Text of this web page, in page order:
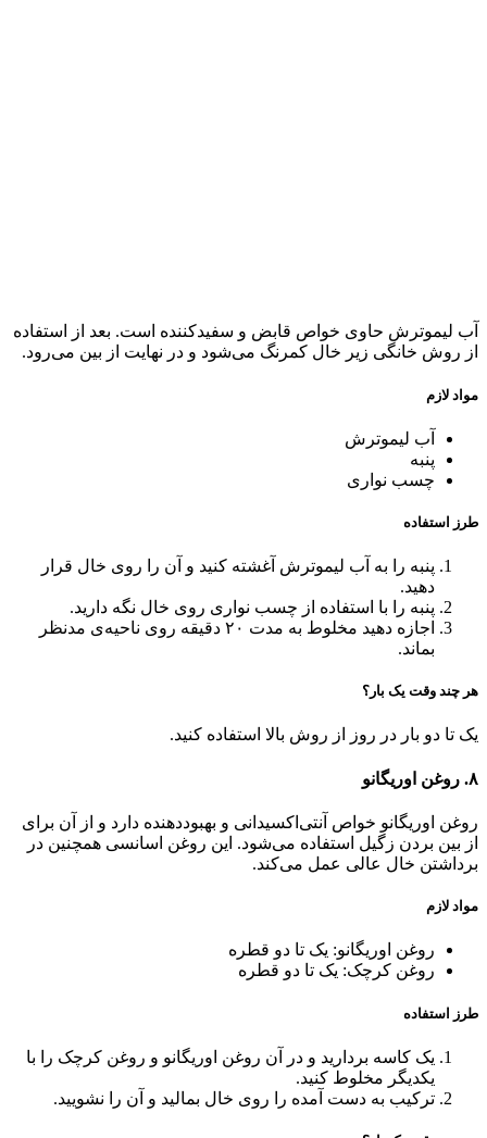
آب لیموترش حاوی خواص قابض و سفیدکننده است. بعد از استفاده
از روش خانگی زیر خال کمرنگ می‌شود و در نهایت از بین می‌رود.
مواد لازم
آب لیموترش
پنبه
چسب نواری
طرز استفاده
پنبه را به آب لیموترش آغشته کنید و آن را روی خال قرار
دهید‌.
پنبه را با استفاده از چسب نواری روی خال نگه دارید.
اجازه دهید مخلوط به مدت ۲۰ دقیقه روی ناحیه‌ی مدنظر
بماند.
هر چند وقت یک بار؟
یک تا دو بار در روز از روش بالا استفاده کنید.
۸. روغن اوریگانو
روغن اوریگانو خواص آنتی‌اکسیدانی و بهبوددهنده دارد و از آن برای
از بین بردن زگیل استفاده می‌شود. این روغن اسانسی همچنین در
برداشتن خال عالی عمل می‌کند.
مواد لازم
روغن اوریگانو: یک تا دو قطره
روغن کرچک: یک تا دو قطره
طرز استفاده
یک کاسه بردارید و در آن روغن اوریگانو و روغن کرچک را با
یکدیگر مخلوط کنید.
ترکیب به دست آمده را روی خال بمالید و آن را نشویید.